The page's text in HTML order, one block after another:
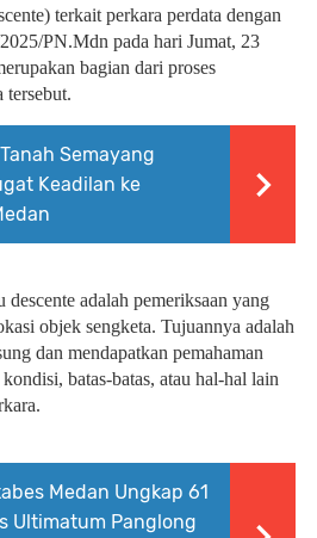
terkait perkara perdata dengan
PN.Mdn pada hari Jumat, 23
bagian dari proses
tersebut.
Semayang
Keadilan ke
descente adalah pemeriksaan yang
objek sengketa. Tujuannya adalah
dan mendapatkan pemahaman
batas-batas, atau hal-hal lain
Medan Ungkap 61
Ultimatum Panglong